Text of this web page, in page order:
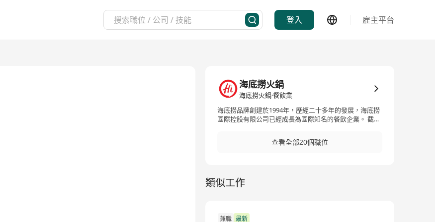
登入 雇主平台
海底撈火鍋
海底撈火鍋·餐飲業
海底撈品牌創建於1994年，歷經二十多年的發展，海底撈
國際控股有限公司已經成長為國際知名的餐飲企業。 截至
，遍佈中國、新加坡、美國、韓國、日本、加拿大、澳大
利亞、英國等全球四大洲超過16個國家和地區。 海底撈多
念，以提升食品質量的穩定性和安全性為前提條件， 為廣
大消費者提供更貼心的服務，更健康、更安全、更營養和
查看全部20個職位
類似工作
兼職 最新